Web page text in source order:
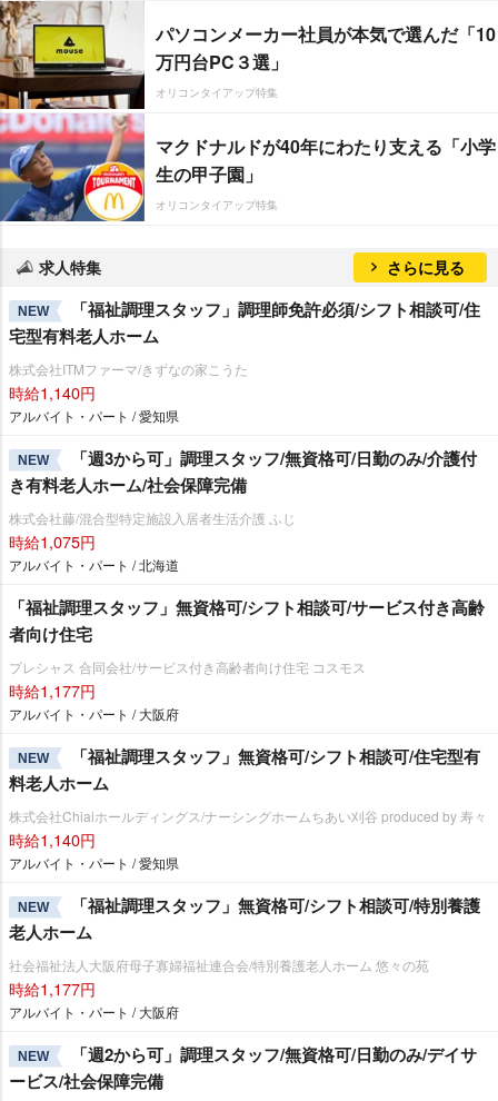
パソコンメーカー社員が本気で選んだ「10
万円台PC３選」
オリコンタイアップ特集
マクドナルドが40年にわたり支える「小学
生の甲子園」
オリコンタイアップ特集
求人特集 さらに見る
NEW
「福祉調理スタッフ」調理師免許必須/シフト相談可/住
宅型有料老人ホーム
株式会社ITMファーマ/きずなの家こうた
時給1,140円
アルバイト・パート / 愛知県
NEW
「週3から可」調理スタッフ/無資格可/日勤のみ/介護付
き有料老人ホーム/社会保障完備
株式会社藤/混合型特定施設入居者生活介護 ふじ
時給1,075円
アルバイト・パート / 北海道
「福祉調理スタッフ」無資格可/シフト相談可/サービス付き高齢
者向け住宅
プレシャス 合同会社/サービス付き高齢者向け住宅 コスモス
時給1,177円
アルバイト・パート / 大阪府
NEW
「福祉調理スタッフ」無資格可/シフト相談可/住宅型有
料老人ホーム
株式会社Chiaiホールディングス/ナーシングホームちあい刈谷 produced by 寿々
時給1,140円
アルバイト・パート / 愛知県
NEW
「福祉調理スタッフ」無資格可/シフト相談可/特別養護
老人ホーム
社会福祉法人大阪府母子寡婦福祉連合会/特別養護老人ホーム 悠々の苑
時給1,177円
アルバイト・パート / 大阪府
NEW
「週2から可」調理スタッフ/無資格可/日勤のみ/デイサ
ービス/社会保障完備